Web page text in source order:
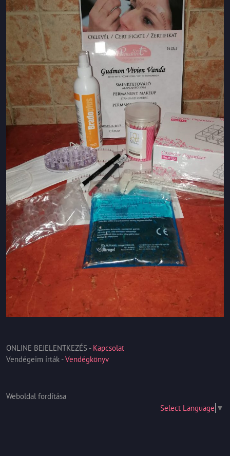
ONLINE BEJELENTKEZÉS - Kapcsolat
Vendégeim írták -Vendégkönyv
Weboldal fordítása
Select Language ▼